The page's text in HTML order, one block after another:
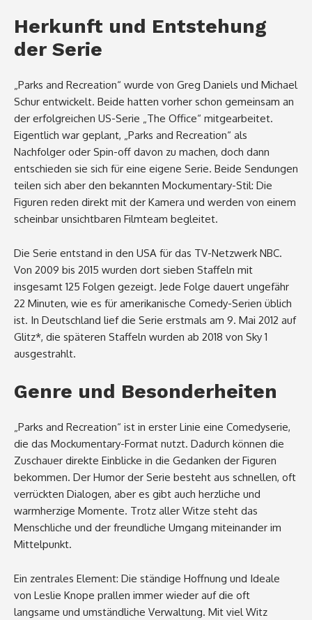
Herkunft und Entstehung
der Serie
„Parks and Recreation“ wurde von Greg Daniels und Michael
Schur entwickelt. Beide hatten vorher schon gemeinsam an
der erfolgreichen US-Serie „The Office“ mitgearbeitet.
Eigentlich war geplant, „Parks and Recreation“ als
Nachfolger oder Spin-off davon zu machen, doch dann
entschieden sie sich für eine eigene Serie. Beide Sendungen
teilen sich aber den bekannten Mockumentary-Stil: Die
Figuren reden direkt mit der Kamera und werden von einem
scheinbar unsichtbaren Filmteam begleitet.
Die Serie entstand in den USA für das TV-Netzwerk NBC.
Von 2009 bis 2015 wurden dort sieben Staffeln mit
insgesamt 125 Folgen gezeigt. Jede Folge dauert ungefähr
22 Minuten, wie es für amerikanische Comedy-Serien üblich
ist. In Deutschland lief die Serie erstmals am 9. Mai 2012 auf
Glitz*, die späteren Staffeln wurden ab 2018 von Sky 1
ausgestrahlt.
Genre und Besonderheiten
„Parks and Recreation“ ist in erster Linie eine Comedyserie,
die das Mockumentary-Format nutzt. Dadurch können die
Zuschauer direkte Einblicke in die Gedanken der Figuren
bekommen. Der Humor der Serie besteht aus schnellen, oft
verrückten Dialogen, aber es gibt auch herzliche und
warmherzige Momente. Trotz aller Witze steht das
Menschliche und der freundliche Umgang miteinander im
Mittelpunkt.
Ein zentrales Element: Die ständige Hoffnung und Ideale
von Leslie Knope prallen immer wieder auf die oft
langsame und umständliche Verwaltung. Mit viel Witz